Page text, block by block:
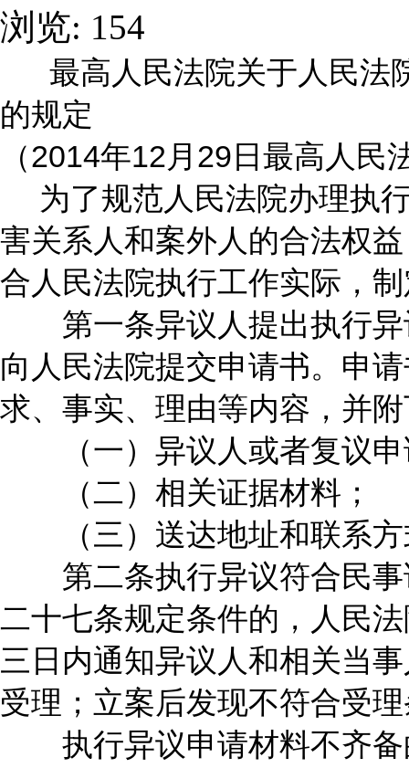
浏览: 154
最高人民法院关于人民法
的规定
（2014年12月29日最高人
为了规范人民法院办理执
害关系人和案外人的合法权
合人民法院执行工作实际，
第一条异议人提出执行异
向人民法院提交申请书。申
求、事实、理由等内容，并
（一）异议人或者复议申
（二）相关证据材料；
（三）送达地址和联系方
第二条执行异议符合民事
二十七条规定条件的，人民
三日内通知异议人和相关当
受理；立案后发现不符合受
执行异议申请材料不齐备